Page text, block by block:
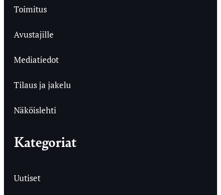
Toimitus
Avustajille
Mediatiedot
Tilaus ja jakelu
Näköislehti
Kategoriat
Uutiset